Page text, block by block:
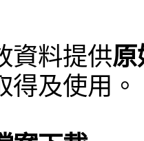
資料提供原
得及使用。